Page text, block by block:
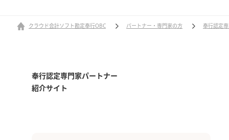
クラウド会計ソフト勘定奉行OBC パートナー・専門家の方 奉行認定
奉行認定専門家パートナー
紹介サイト